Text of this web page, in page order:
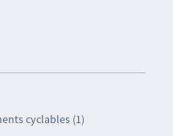
cyclables (1)